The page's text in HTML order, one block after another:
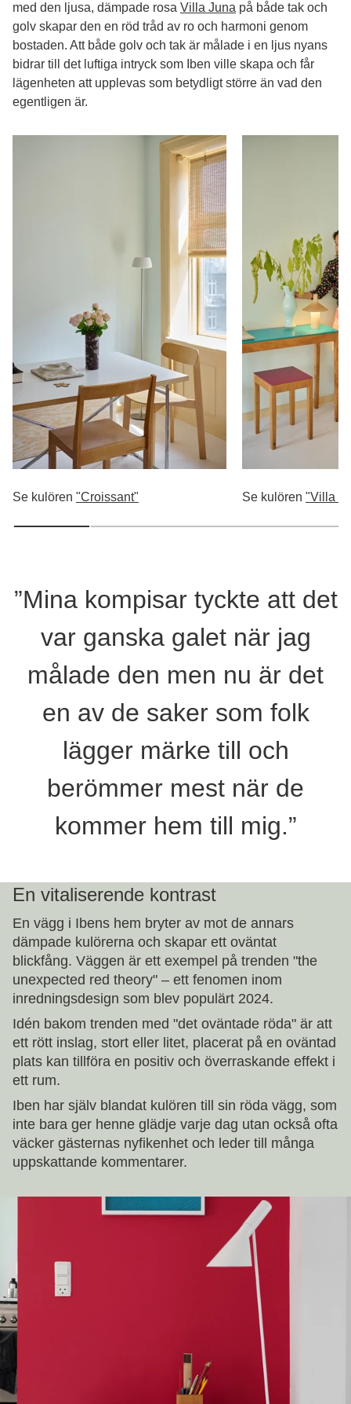
med den ljusa, dämpade rosa Villa Juna på både tak och
golv skapar den en röd tråd av ro och harmoni genom
bostaden. Att både golv och tak är målade i en ljus nyans
bidrar till det luftiga intryck som Iben ville skapa och får
lägenheten att upplevas som betydligt större än vad den
egentligen är.
Se kulören "Croissant" Se kulören "Villa
”Mina kompisar tyckte att det
var ganska galet när jag
målade den men nu är det
en av de saker som folk
lägger märke till och
berömmer mest när de
kommer hem till mig.”
En vitaliserende kontrast
En vägg i Ibens hem bryter av mot de annars
dämpade kulörerna och skapar ett oväntat
blickfång. Väggen är ett exempel på trenden "the
unexpected red theory" – ett fenomen inom
inredningsdesign som blev populärt 2024.
Idén bakom trenden med "det oväntade röda" är att
ett rött inslag, stort eller litet, placerat på en oväntad
plats kan tillföra en positiv och överraskande effekt i
ett rum.
Iben har själv blandat kulören till sin röda vägg, som
inte bara ger henne glädje varje dag utan också ofta
väcker gästernas nyfikenhet och leder till många
uppskattande kommentarer.